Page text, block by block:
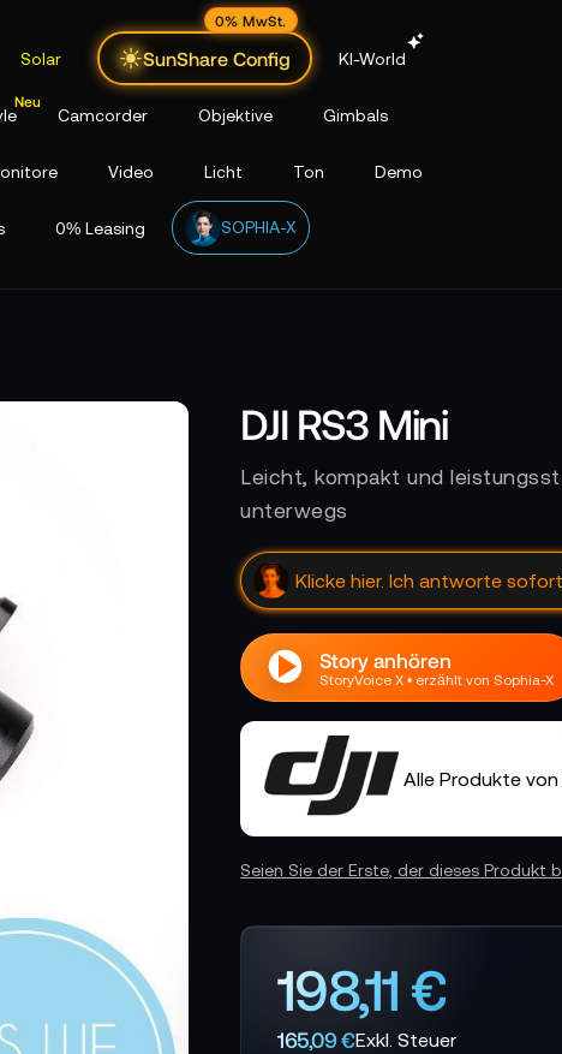
Solar SunShare Config
0% MwSt.
KI-World
Camcorder Objektive Gimbals
Video Licht Ton Demo
0% Leasing SOPHIA-X
DJI RS3 Mini
Leicht, kompakt und
unterwegs
Klicke hier. Ich antworte sofort
Story anhören
StoryVoice X • erzählt von Sophia-X
Alle Produkte von
Seien Sie der Erste, der dieses Produkt
198,11 €
165,09 €